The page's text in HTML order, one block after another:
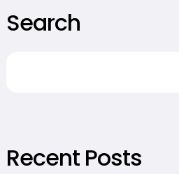
Search
Recent Posts